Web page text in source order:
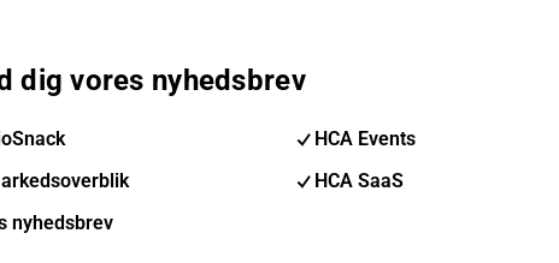
dig vores nyhedsbrev
HCA Events
HCA SaaS
nyhedsbrev